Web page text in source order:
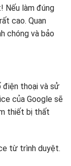
Nếu làm đúng
cao. Quan
chóng và bảo
điện thoại và sử
của Google sẽ
thiết bị thất
từ trình duyệt.